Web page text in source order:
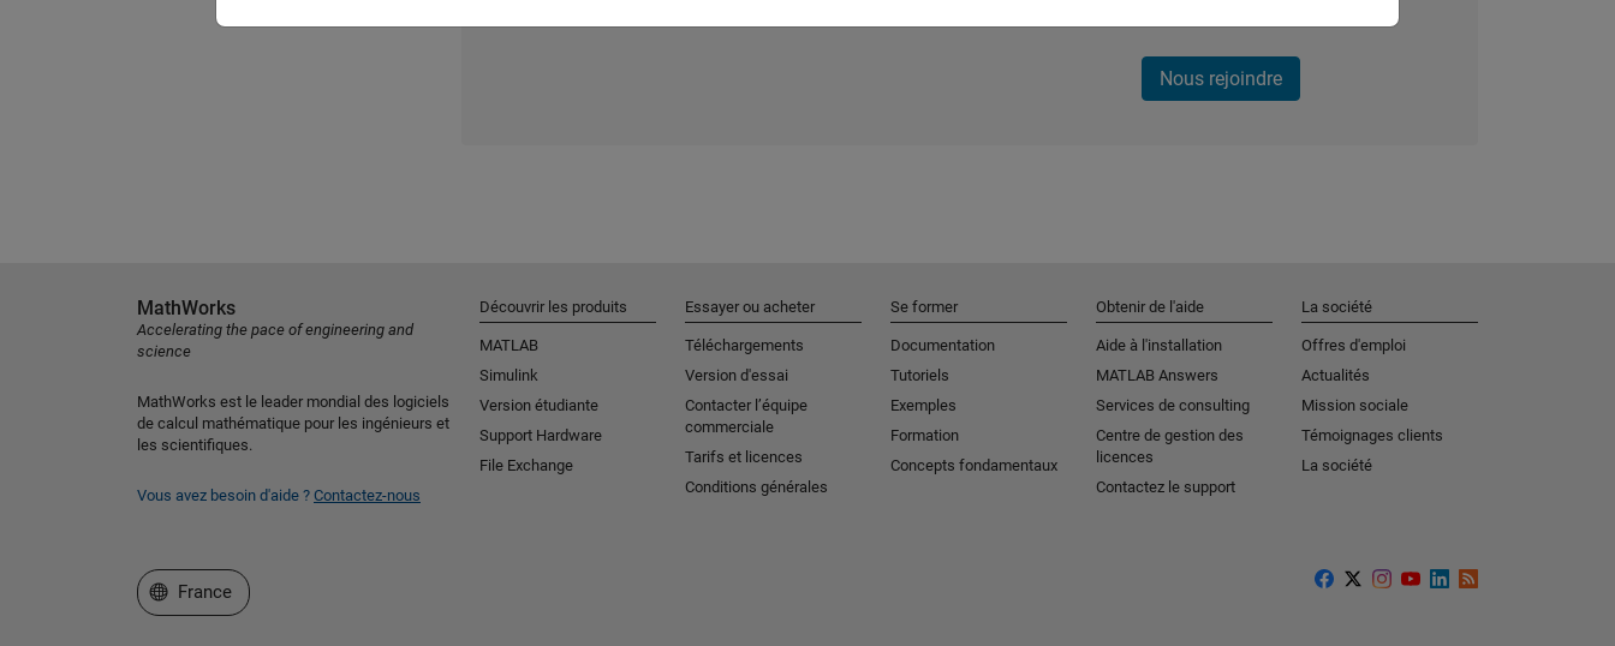
Nous rejoindre
MathWorks
Accelerating the pace of engineering and
science
MathWorks est le leader mondial des logiciels
de calcul mathématique pour les ingénieurs et
les scientifiques.
Vous avez besoin d'aide ? Contactez-nous
Découvrir les produits
MATLAB
Simulink
Version étudiante
Support Hardware
File Exchange
Essayer ou acheter
Téléchargements
Version d'essai
Contacter l’équipe
commerciale
Tarifs et licences
Conditions générales
Se former
Documentation
Tutoriels
Exemples
Formation
Concepts fondamentaux
Obtenir de l'aide
Aide à l'installation
MATLAB Answers
Services de consulting
Centre de gestion des
licences
Contactez le support
La société
Offres d'emploi
Actualités
Mission sociale
Témoignages clients
La société
Sélectionner un site web
France